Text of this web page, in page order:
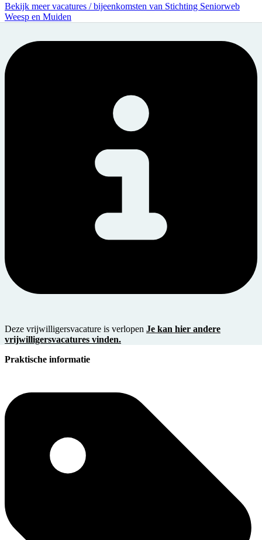
Bekijk meer vacatures / bijeenkomsten van Stichting Seniorweb
Weesp en Muiden
Deze vrijwilligersvacature is verlopen Je kan hier andere
vrijwilligersvacatures vinden.
Praktische informatie